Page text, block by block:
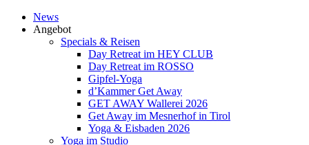
News
Angebot
Specials & Reisen
Day Retreat im HEY CLUB
Day Retreat im ROSSO
Gipfel-Yoga
d’Kammer Get Away
GET AWAY Wallerei 2026
Get Away im Mesnerhof in Tirol
Yoga & Eisbaden 2026
Yoga im Studio